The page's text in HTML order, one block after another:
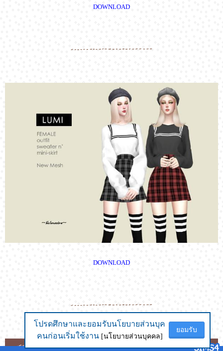
โปรดศึกษาและยอมรับนโยบายส่วนบุค
คนก่อนเริ่มใช้งาน [นโยบายส่วนบุคคล]
ยอมรับ
DOWNLOAD
DOWNLOAD
โปรดศึกษาและยอมรับนโยบายส่วนบุค
คนก่อนเริ่มใช้งาน [นโยบายส่วนบุคคล]
ยอมรับ